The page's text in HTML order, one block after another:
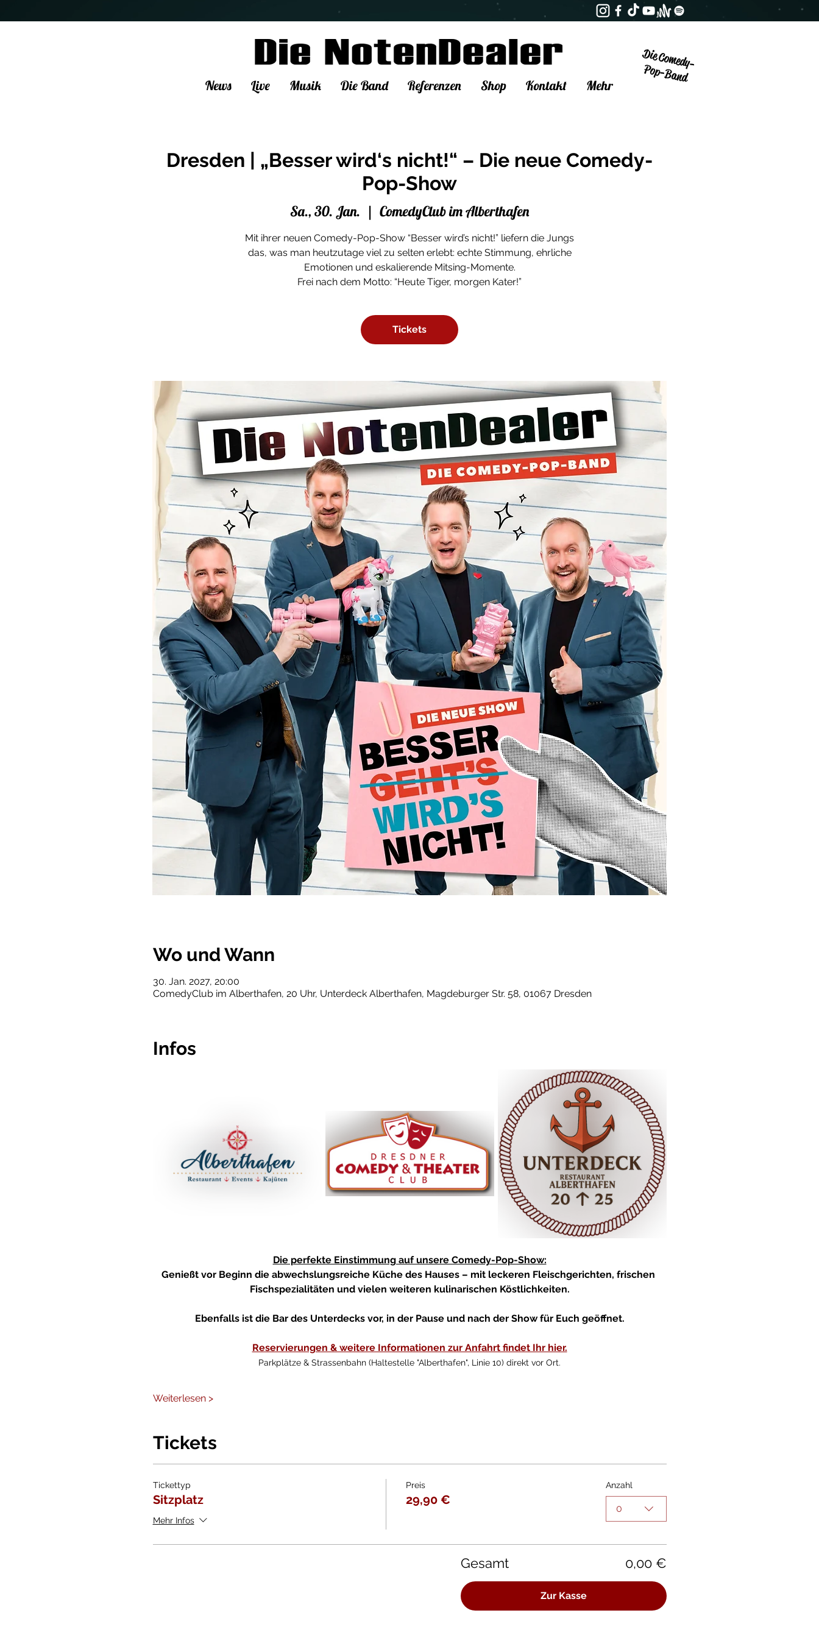
News Live Musik Die Band Referenzen Shop Kontakt Mehr
Die Comedy-
Pop-Band
Dresden | „Besser wird‘s nicht!“ – Die neue Comedy-
Pop-Show
Sa., 30. Jan.
  |
ComedyClub im Alberthafen
Mit ihrer neuen Comedy-Pop-Show “Besser wird’s nicht!” liefern die Jungs
das, was man heutzutage viel zu selten erlebt: echte Stimmung, ehrliche
Emotionen und eskalierende Mitsing-Momente.
Frei nach dem Motto: “Heute Tiger, morgen Kater!”
Tickets
Wo und Wann
30. Jan. 2027, 20:00
ComedyClub im Alberthafen, 20 Uhr, Unterdeck Alberthafen, Magdeburger Str. 58, 01067 Dresden
Infos
Die perfekte Einstimmung auf unsere Comedy-Pop-Show:
Genießt vor Beginn die abwechslungsreiche Küche des Hauses – mit leckeren Fleischgerichten, frischen
Fischspezialitäten und vielen weiteren kulinarischen Köstlichkeiten.
Ebenfalls ist die Bar des Unterdecks vor, in der Pause und nach der Show für Euch geöffnet.
Reservierungen & weitere Informationen zur Anfahrt findet Ihr hier.
Parkplätze & Strassenbahn (Haltestelle "Alberthafen", Linie 10) direkt vor Ort.
Weiterlesen >
Tickets
Tickettyp
Sitzplatz
Mehr Infos
Preis
29,90 €
Anzahl
0
Gesamt 0,00 €
Zur Kasse